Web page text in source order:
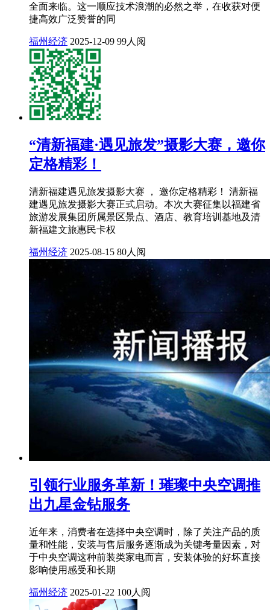
全面来临。这一顺应技术浪潮的必然之举，在收获对便
捷高效广泛赞誉的同
福州经济 2025-12-09 99人阅
“清新福建·遇见旅发”摄影大赛，邀你
定格精彩！
清新福建遇见旅发摄影大赛 ， 邀你定格精彩！ 清新福
建遇见旅发摄影大赛正式启动。本次大赛征集以福建省
旅游发展集团所属景区景点、酒店、教育培训基地及清
新福建文旅惠民卡权
福州经济 2025-08-15 80人阅
引领行业服务革新！璀璨中央空调推
出九星金钻服务
近年来，消费者在选择中央空调时，除了关注产品的质
量和性能，安装与售后服务逐渐成为关键考量因素，对
于中央空调这种前装类家电而言，安装体验的好坏直接
影响使用感受和长期
福州经济 2025-01-22 100人阅